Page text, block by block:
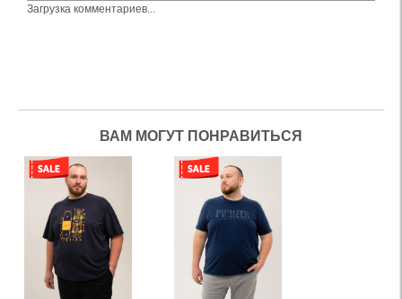
Загрузка комментариев...
ВАМ МОГУТ ПОНРАВИТЬСЯ